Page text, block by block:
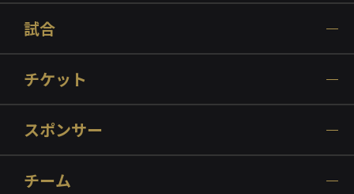
試合
チケット
スポンサー
チーム